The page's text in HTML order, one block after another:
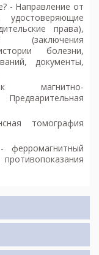
- Направление от
права),
(заключения
болезни,
документы,
магнитно-
томография
ферромагнитный
противопоказания